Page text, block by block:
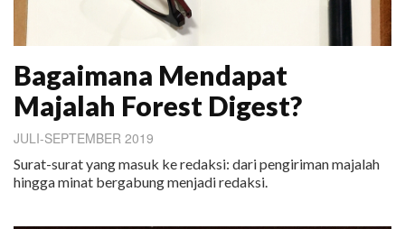
Bagaimana Mendapat
Majalah Forest Digest?
JULI-SEPTEMBER 2019
Surat-surat yang masuk ke redaksi: dari pengiriman majalah
hingga minat bergabung menjadi redaksi.